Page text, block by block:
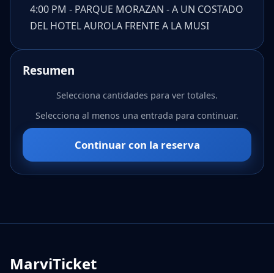
4:00 PM - PARQUE MORAZAN - A UN COSTADO
DEL HOTEL AUROLA FRENTE A LA MUSI
Resumen
Selecciona cantidades para ver totales.
Selecciona al menos una entrada para continuar.
Continuar con la reserva
MarviTicket